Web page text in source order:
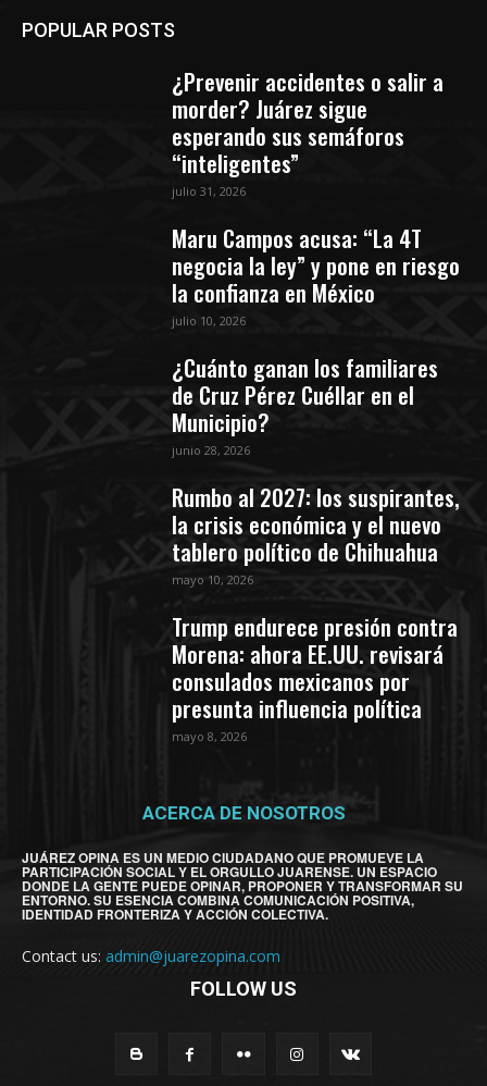
POPULAR POSTS
¿Prevenir accidentes o salir a
morder? Juárez sigue
esperando sus semáforos
“inteligentes”
julio 31, 2026
Maru Campos acusa: “La 4T
negocia la ley” y pone en riesgo
la confianza en México
julio 10, 2026
¿Cuánto ganan los familiares
de Cruz Pérez Cuéllar en el
Municipio?
junio 28, 2026
Rumbo al 2027: los suspirantes,
la crisis económica y el nuevo
tablero político de Chihuahua
mayo 10, 2026
Trump endurece presión contra
Morena: ahora EE.UU. revisará
consulados mexicanos por
presunta influencia política
mayo 8, 2026
ACERCA DE NOSOTROS
JUÁREZ OPINA ES UN MEDIO CIUDADANO QUE PROMUEVE LA
PARTICIPACIÓN SOCIAL Y EL ORGULLO JUARENSE. UN ESPACIO
DONDE LA GENTE PUEDE OPINAR, PROPONER Y TRANSFORMAR SU
ENTORNO. SU ESENCIA COMBINA COMUNICACIÓN POSITIVA,
IDENTIDAD FRONTERIZA Y ACCIÓN COLECTIVA.
Contact us: admin@juarezopina.com
FOLLOW US